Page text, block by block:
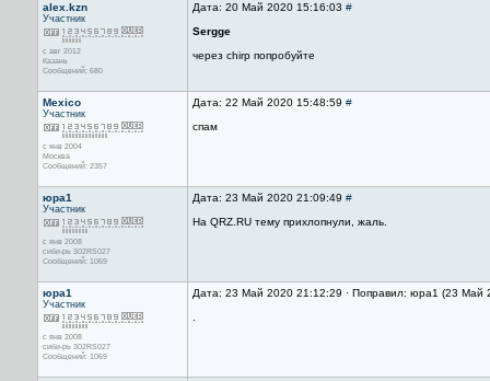
alex.kzn
Участник
с авг 2012
Казань
Сообщений: 680
Дата: 20 Май 2020 15:16:03 #
Sergge
через chirp попробуйте
Mexico
Участник
с янв 2004
Москва
Сообщений: 2357
Дата: 22 Май 2020 15:48:59 #
спам
юра1
Участник
с янв 2008
сиби-рь 302RS027
Сообщений: 1069
Дата: 23 Май 2020 21:09:49 #
На QRZ.RU тему прихлопнули, жаль.
юра1
Участник
с янв 2008
сиби-рь 302RS027
Сообщений: 1069
Дата: 23 Май 2020 21:12:29 · Поправил: юра1 (23 Май